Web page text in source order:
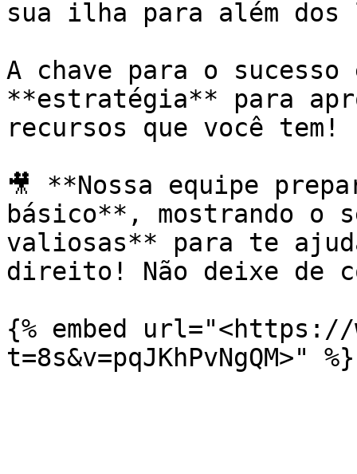
sua ilha para além
A chave para o
**estratégia** para
recursos que você tem!
🎥 **Nossa equipe
básico**, mostrando o
valiosas** para te
direito! Não deixe de
{% embed url="<https://